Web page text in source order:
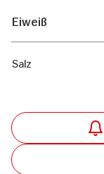
Eiweiß
Salz